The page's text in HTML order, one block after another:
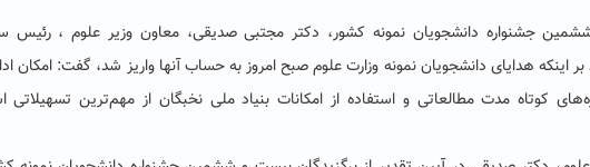
جشنواره دانشجویان نمونه کشور، دکتر مجتبی صدیقی، معاون وزیر علوم ، رئیس
بر اینکه هدایای دانشجویان نمونه وزارت علوم صبح امروز به حساب آنها واریز شد، گفت: امکان
کوتاه مدت مطالعاتی و استفاده از امکانات بنیاد ملی نخبگان از مهم‌ترین